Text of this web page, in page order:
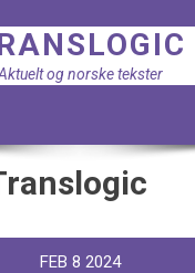
og norske tekster
FEB 8 2024